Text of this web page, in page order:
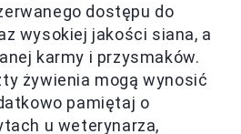
dostępu do
wysokiej jakości siana, a
karmy i przysmaków.
żywienia mogą wynosić
pamiętaj o
u weterynarza,